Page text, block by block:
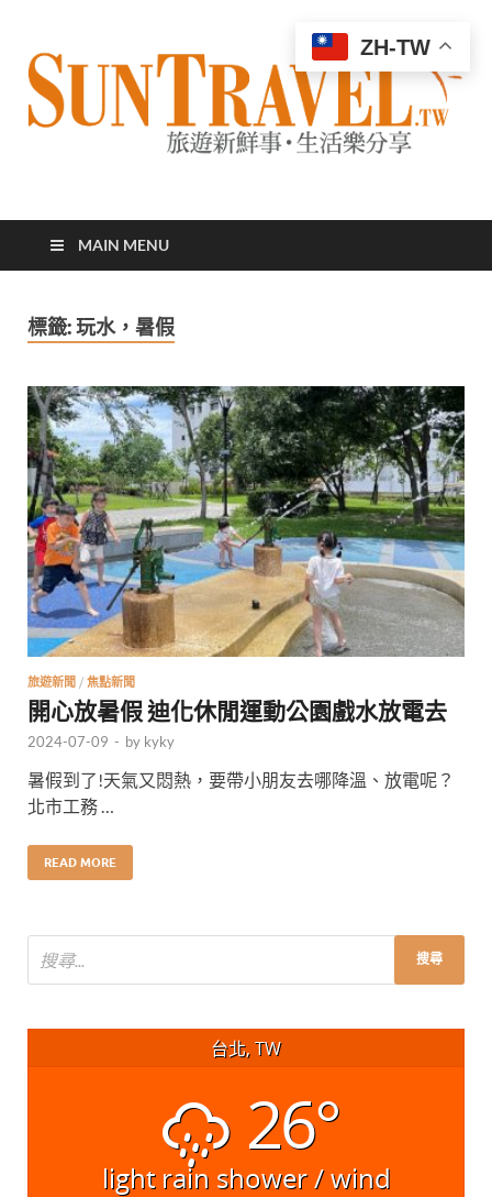
太陽網
MAIN MENU
標籤:玩水，暑假
旅遊新聞 / 焦點新聞
開心放暑假 迪化休閒運動公園戲水放電去
2024-07-09 - by kyky
暑假到了!天氣又悶熱，要帶小朋友去哪降溫、放電呢？
北市工務 …
READ MORE
台北, TW
26°
light rain shower / wind
ZH-TW